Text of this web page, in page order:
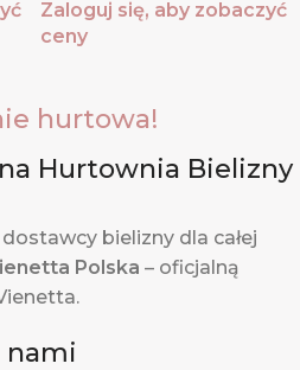
Zaloguj się, aby zobaczyć
ceny
hurtowa!
Hurtownia Bielizny
bielizny dla całej
Polska – oficjalną
nami